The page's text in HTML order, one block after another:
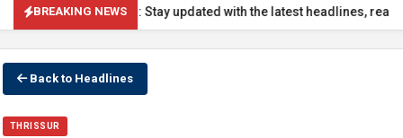
BREAKING NEWS
BREAKING NEWS: Stay updated with the latest headlines, real-
Back to Headlines
THRISSUR